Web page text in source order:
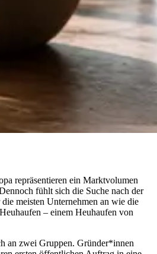
repräsentieren ein Marktvolumen
fühlt sich die Suche nach der
meisten Unternehmen an wie die
– einem Heuhaufen von
an zwei Gruppen. Gründer*innen